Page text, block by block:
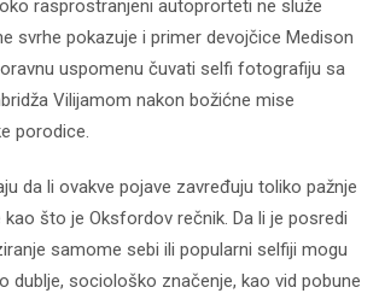
rasprostranjeni autoprorteti ne služe
svrhe pokazuje i primer devojčice Medison
uspomenu čuvati selfi fotografiju sa
Vilijamom nakon božićne mise
porodice.
da li ovakve pojave zavređuju toliko pažnje
što je Oksfordov rečnik. Da li je posredi
samome sebi ili popularni selfiji mogu
dublje, sociološko značenje, kao vid pobune